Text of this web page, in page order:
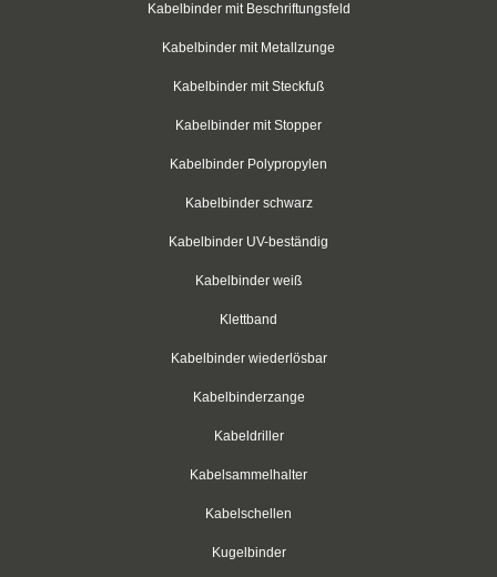
wiederlösbar mit Nummerierung
Einweg-Schneeketten
Rebenbefestigungsanker
Kabelbinder mit Beschriftungsfeld
Kabelbinder mit Metallzunge
Kabelbinder mit Steckfuß
Kabelbinder mit Stopper
Kabelbinder Polypropylen
Kabelbinder schwarz
Kabelbinder UV-beständig
Kabelbinder weiß
Klettband
Kabelbinder wiederlösbar
Kabelbinderzange
Kabeldriller
Kabelsammelhalter
Kabelschellen
Kugelbinder